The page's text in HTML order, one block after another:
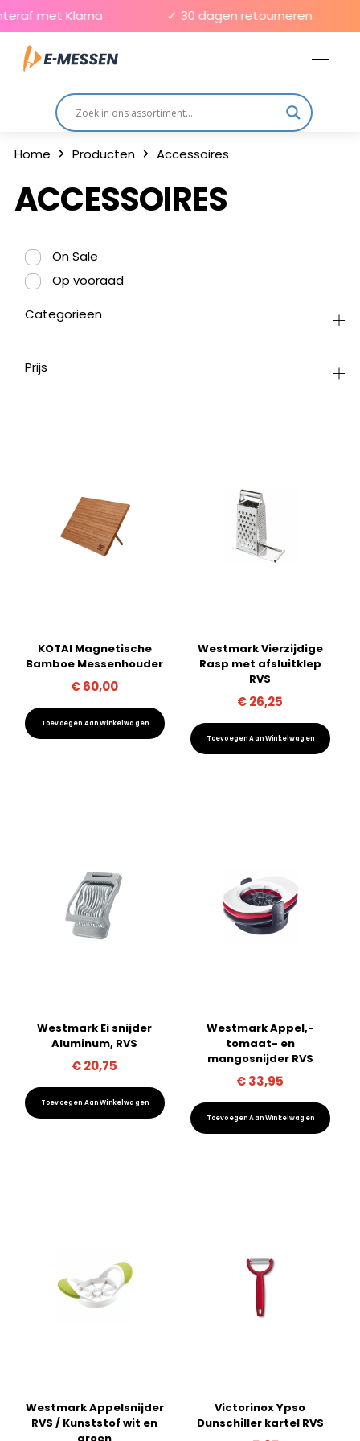
Skip
to
content
met Klarna ✓ 30 dagen retourneren
Home Producten Accessoires
ACCESSOIRES
On Sale
Op vooraad
Categorieën
Prijs
KOTAI Magnetische
Bamboe Messenhouder
€60,00
Toevoegen Aan Winkelwagen
Westmark Vierzijdige
Rasp met afsluitklep
RVS
€26,25
Toevoegen Aan Winkelwagen
Westmark Ei snijder
Aluminum, RVS
€20,75
Toevoegen Aan Winkelwagen
Westmark Appel,-
tomaat- en
mangosnijder RVS
€33,95
Toevoegen Aan Winkelwagen
Westmark Appelsnijder
RVS / Kunststof wit en
Victorinox Ypso
Dunschiller kartel RVS